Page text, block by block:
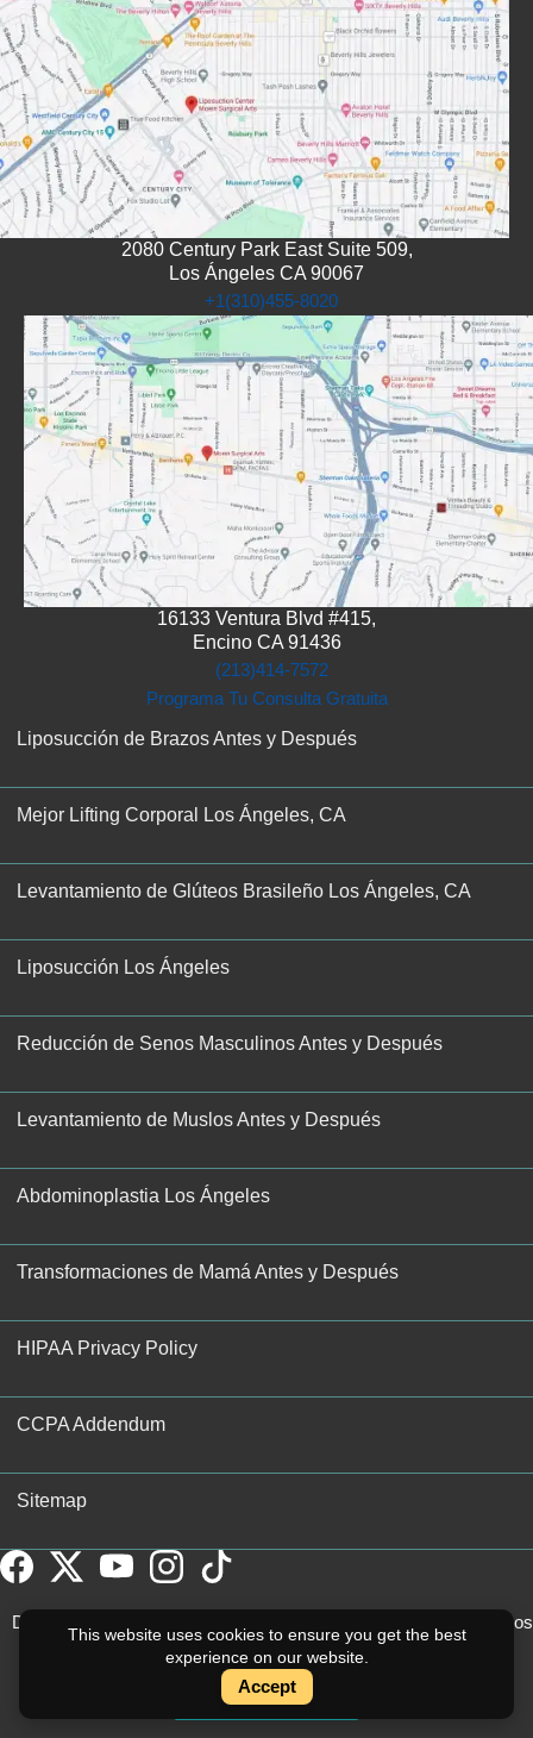
2080 Century Park East Suite 509,
Los Ángeles CA 90067
+1(310)455-8020
16133 Ventura Blvd #415,
Encino CA 91436
(213)414-7572
Programa Tu Consulta Gratuita
Liposucción de Brazos Antes y Después
Mejor Lifting Corporal Los Ángeles, CA
Levantamiento de Glúteos Brasileño Los Ángeles, CA
Liposucción Los Ángeles
Reducción de Senos Masculinos Antes y Después
Levantamiento de Muslos Antes y Después
Abdominoplastia Los Ángeles
Transformaciones de Mamá Antes y Después
HIPAA Privacy Policy
CCPA Addendum
Sitemap
Derechos de autor © 2026 Moein Surgical Arts. Todos los derechos
Cotización Instantánea
Instant Quote
This website uses cookies to ensure you get the best
experience on our website.
Accept